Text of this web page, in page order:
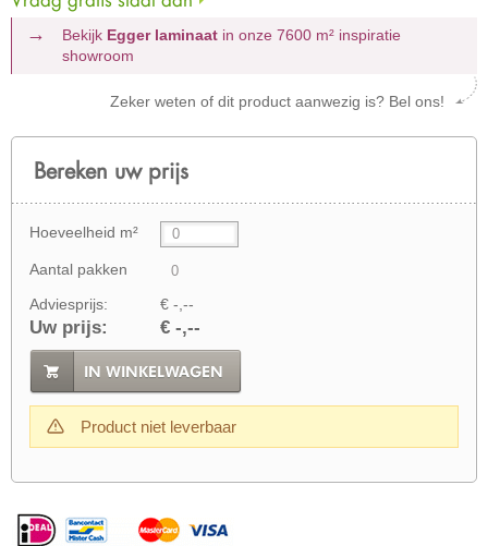
Bekijk Egger laminaatin onze 7600 m² inspiratie
showroom
Zeker weten of dit product aanwezig is? Bel ons!
Bereken uw prijs
Hoeveelheid m²
Aantal pakken
Adviesprijs: € -,--
Uw prijs: € -,--
IN WINKELWAGEN
Product niet leverbaar